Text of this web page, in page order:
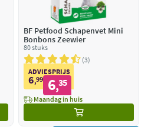
BF Petfood Schapenvet Mini
Bonbons Zeewier
80 stuks
3
ADVIESPRIJS
6,99 6,35
Maandag in huis